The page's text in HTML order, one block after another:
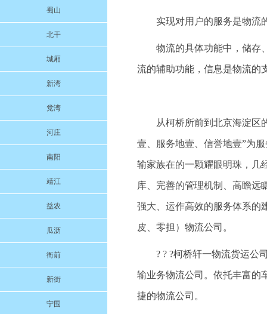
蜀山
北干
城厢
新湾
党湾
河庄
南阳
靖江
益农
瓜沥
衙前
新街
宁围
实现对用户的服务是物流
物流的具体功能中，储存
流的辅助功能，信息是物流的
从柯桥所前到北京海淀区
壹、服务地壹、信誉地壹”为
输家族在的一颗耀眼明珠，几
库、完善的管理机制、高瞻远
强大、运作高效的服务体系的
皮、零担）物流公司。
? ? ?柯桥轩一物流货运公
输业务物流公司。依托丰富的
捷的物流公司。